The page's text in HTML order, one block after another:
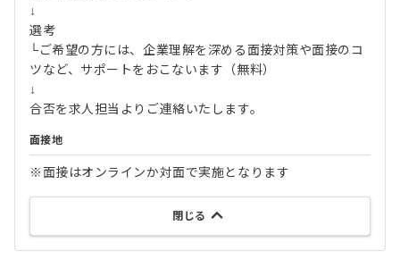
↓
選考
└ご希望の方には、企業理解を深める面接対策や面接のコ
ツなど、サポートをおこないます（無料）
↓
合否を求人担当よりご連絡いたします。
面接地
※面接はオンラインか対面で実施となります
閉じる